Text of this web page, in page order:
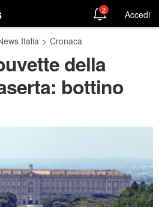
2 Accedi
Italia > Cronaca
della
bottino